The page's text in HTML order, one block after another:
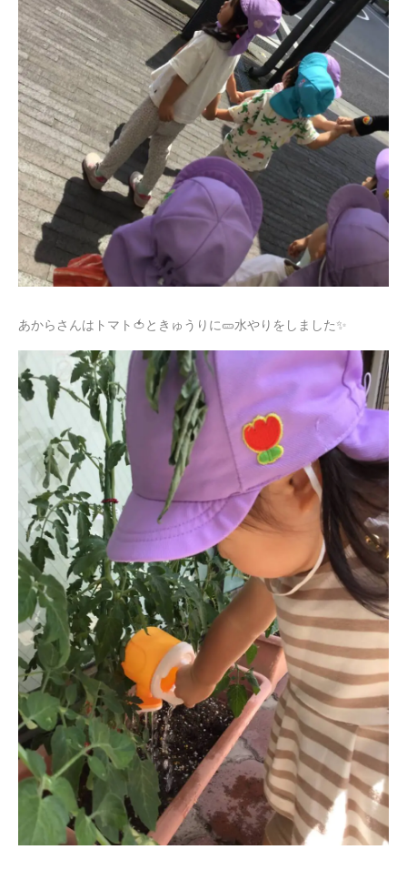
あからさんはトマト🍅ときゅうりに🥒水やりをしました✨